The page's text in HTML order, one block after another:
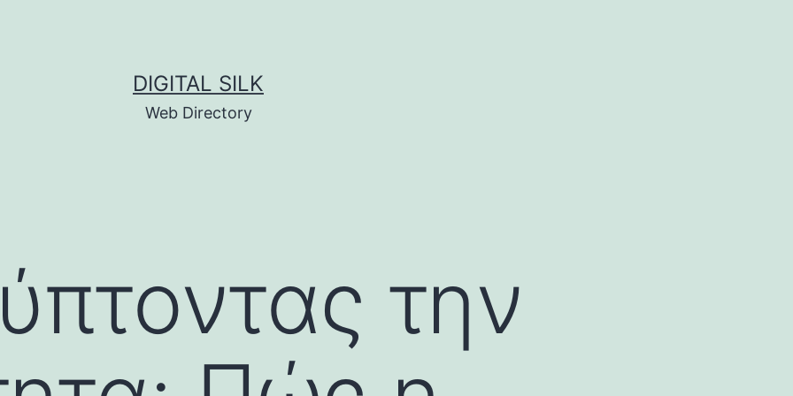
DIGITAL SILK
Web Directory
την